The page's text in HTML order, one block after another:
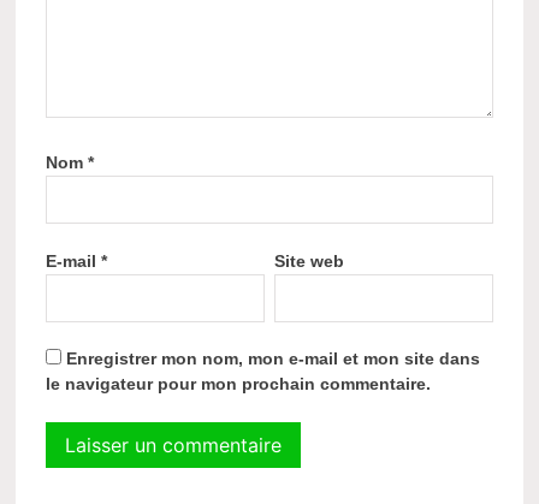
Nom*
E-mail* Site web
Enregistrer mon nom, mon e-mail et mon site dans
le navigateur pour mon prochain commentaire.